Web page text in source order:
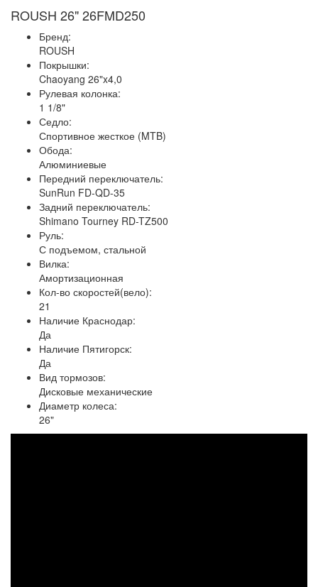
ROUSH 26" 26FMD250
Бренд:
ROUSH
Покрышки:
Chaoyang 26"x4,0
Рулевая колонка:
1 1/8"
Седло:
Спортивное жесткое (MTB)
Обода:
Алюминиевые
Передний переключатель:
SunRun FD-QD-35
Задний переключатель:
Shimano Tourney RD-TZ500
Руль:
С подъемом, стальной
Вилка:
Амортизационная
Кол-во скоростей(вело):
21
Наличие Краснодар:
Да
Наличие Пятигорск:
Да
Вид тормозов:
Дисковые механические
Диаметр колеса:
26"